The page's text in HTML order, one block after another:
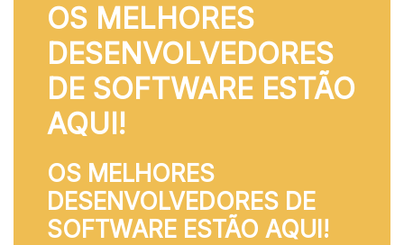
OS MELHORES
DESENVOLVEDORES
DE SOFTWARE ESTÃO
AQUI!
OS MELHORES
DESENVOLVEDORES DE
SOFTWARE ESTÃO AQUI!